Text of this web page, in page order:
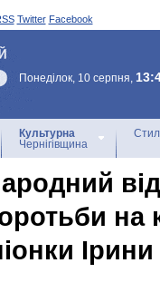
Twitter Facebook
Понеділок, 10 серпня,
Культурна
Чернігівщина
на